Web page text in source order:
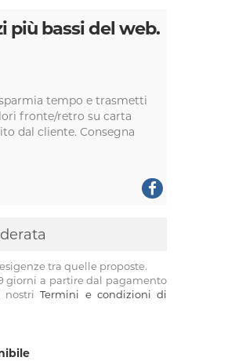
più bassi del web.
tempo e trasmetti
fronte/retro su carta
dal cliente. Consegna
tra quelle proposte.
giorni a partire dal pagamento
nostriTermini e condizioni di